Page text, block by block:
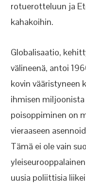
rotuerotteluun ja
kahakoihin.
Globalisaatio,
välineenä, antoi
kovin vääristyneen
ihmisen
poisoppiminen on
vieraaseen
Tämä ei ole vain
uusia poliittisia